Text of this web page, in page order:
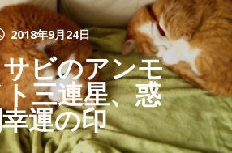
2018年9月24日
ビのアンモ
三連星、惑
運の印